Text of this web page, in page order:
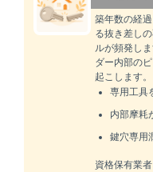
築年数の経
る抜き差し
ルが頻発し
ダー内部の
起こします。
専用工具
内部摩耗
鍵穴専用
資格保有業